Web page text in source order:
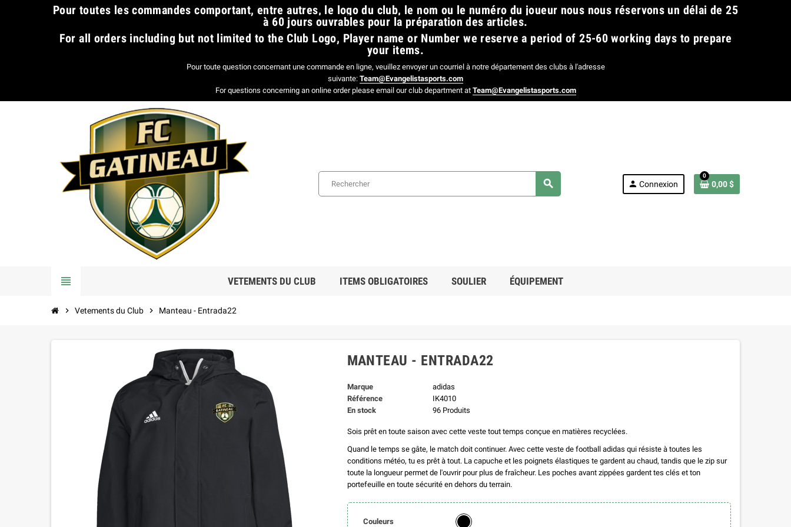
​Pour toutes les commandes comportant, entre autres, le logo du club, le nom ou le numéro du joueur nous nous réservons un délai de 25
à 60 jours ouvrables pour la préparation des articles.​
For all orders including but not limited to the Club Logo, Player name or Number we reserve a period of 25-60 working days to prepare
your items.
Pour toute question concernant une commande en ligne, veuillez envoyer un courriel à notre département des clubs à l'adresse
suivante: Team@Evangelistasports.com
For questions concerning an online order please email our club department at Team@Evangelistasports.com
search person Connexion
0
0,00 $
view_headline VETEMENTS DU CLUB ITEMS OBLIGATOIRES SOULIER ÉQUIPEMENT
chevron_right Vetements du Club chevron_right Manteau - Entrada22
MANTEAU - ENTRADA22
Marque
adidas
Référence
IK4010
En stock
96 Produits
Sois prêt en toute saison avec cette veste tout temps conçue en matières recyclées.
Quand le temps se gâte, le match doit continuer. Avec cette veste de football adidas qui résiste à toutes les
conditions météo, tu es prêt à tout. La capuche et les poignets élastiques te gardent au chaud, tandis que le zip sur
toute la longueur permet de l'ouvrir pour plus de fraîcheur. Les poches avant zippées gardent tes clés et ton
portefeuille en toute sécurité en dehors du terrain.
Couleurs